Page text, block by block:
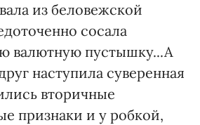
из беловежской
сосала
валютную пустышку...А
наступила суверенная
вторичные
признаки и у робкой,